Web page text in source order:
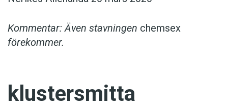
Kommentar: Även stavningen chemsex
förekommer.
klustersmitta